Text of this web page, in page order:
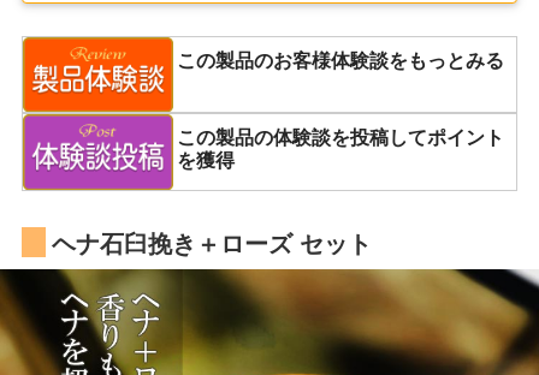
この製品のお客様体験談をもっとみる
この製品の体験談を投稿してポイント
を獲得
ヘナ石臼挽き＋ローズ セット